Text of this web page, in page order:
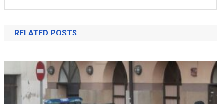
RELATED POSTS